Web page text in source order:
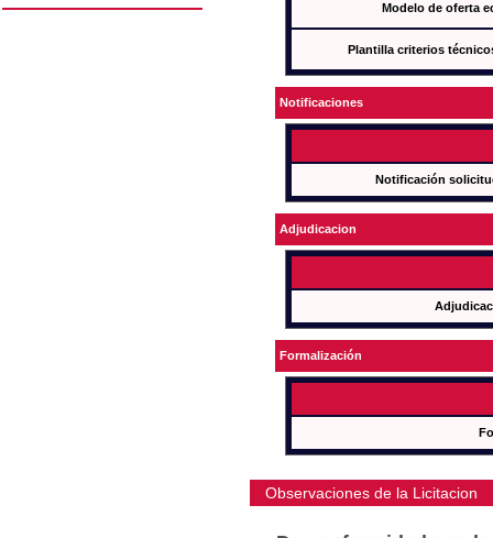
Modelo de oferta
Plantilla criterios
Notificaciones
Notificación
Adjudicacion
Formalización
Observaciones de la Licitacion